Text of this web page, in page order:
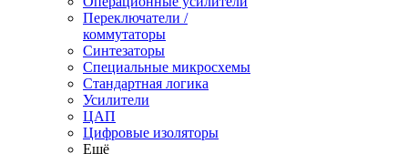
Переключатели /
коммутаторы
Синтезаторы
Специальные микросхемы
Стандартная логика
Усилители
ЦАП
Цифровые изоляторы
Ещё